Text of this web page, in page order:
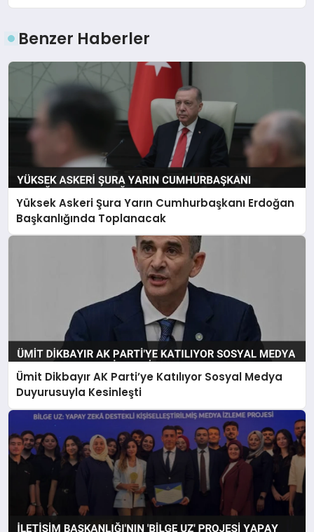
Benzer Haberler
Yüksek Askeri Şura Yarın Cumhurbaşkanı Erdoğan
Başkanlığında Toplanacak
Ümit Dikbayır AK Parti’ye Katılıyor Sosyal Medya
Duyurusuyla Kesinleşti